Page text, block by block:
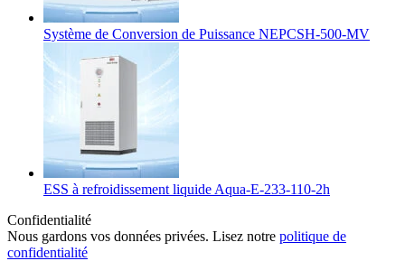
Système de Conversion de Puissance NEPCSH-500-MV
ESS à refroidissement liquide Aqua-E-233-110-2h
Confidentialité
Nous gardons vos données privées. Lisez notre politique de
confidentialité